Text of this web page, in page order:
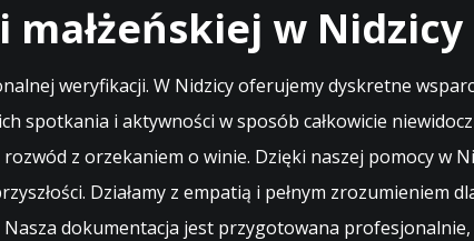
w Nidzicy
weryfikacji. W Nidzicy oferujemy dyskretne
spotkania i aktywności w sposób całkowicie
z orzekaniem o winie. Dzięki naszej pomocy w
Działamy z empatią i pełnym zrozumieniem
dokumentacja jest przygotowana profesjonalnie,